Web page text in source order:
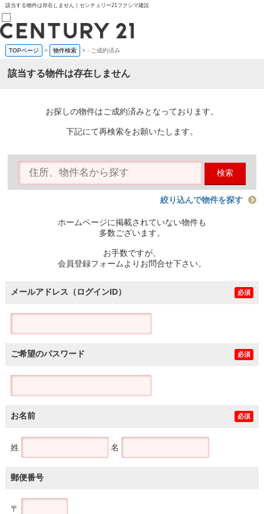
該当する物件は存在しません｜センチュリー21フクシマ建設
売買部
0120-800-844
賃貸部
会員メニュー
物件を探す
購入TOP
条件から探す
住宅ローン控除シミュレータ
TOPページ > 物件検索 >- ご成約済み
該当する物件は存在しません
お探しの物件はご成約済みとなっております。
下記にて再検索をお願いたします。
検索
絞り込んで物件を探す
ホームページに掲載されていない物件も
多数ございます。
お手数ですが、
会員登録フォームよりお問合せ下さい。
メールアドレス（ログインID） 必須
ご希望のパスワード 必須
お名前 必須
姓 名
郵便番号
〒